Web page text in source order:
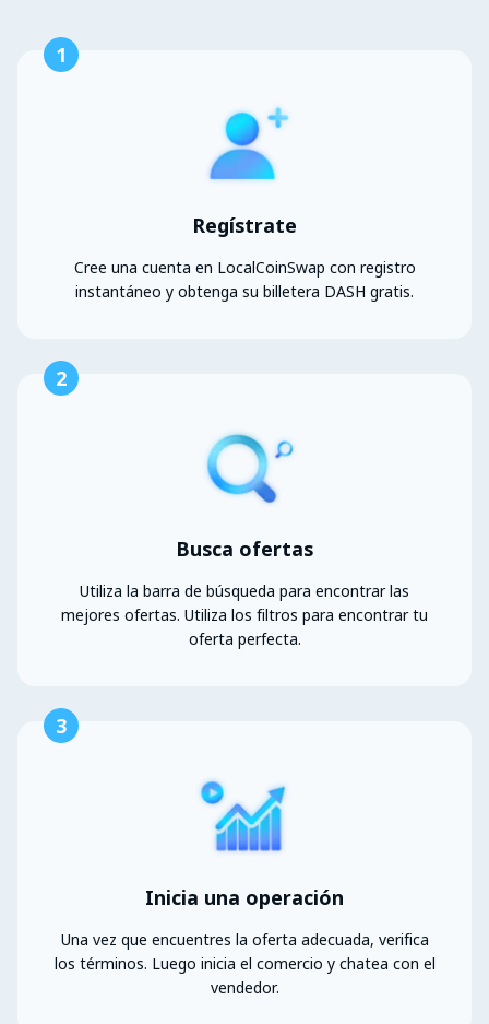
1
Regístrate
Cree una cuenta en LocalCoinSwap con registro
instantáneo y obtenga su billetera DASH gratis.
2
Busca ofertas
Utiliza la barra de búsqueda para encontrar las
mejores ofertas. Utiliza los filtros para encontrar tu
oferta perfecta.
3
Inicia una operación
Una vez que encuentres la oferta adecuada, verifica
los términos. Luego inicia el comercio y chatea con el
vendedor.